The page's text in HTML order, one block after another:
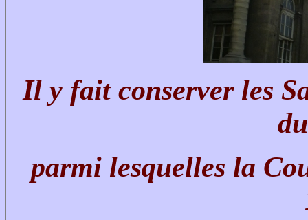
Il y fait conserver les
parmi lesquelles la